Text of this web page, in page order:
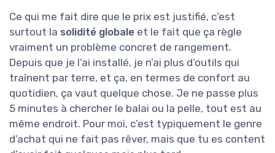
Ce qui me fait dire que le prix est justifié, c’est
surtout la solidité globale et le fait que ça règle
vraiment un problème concret de rangement.
Depuis que je l’ai installé, je n’ai plus d’outils qui
traînent par terre, et ça, en termes de confort au
quotidien, ça vaut quelque chose. Je ne passe plus
5 minutes à chercher le balai ou la pelle, tout est au
même endroit. Pour moi, c’est typiquement le genre
d’achat qui ne fait pas rêver, mais que tu es content